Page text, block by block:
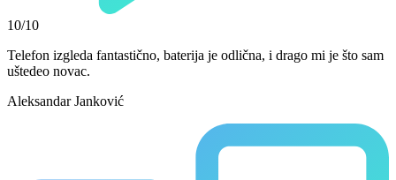
10/10
Telefon izgleda fantastično, baterija je odlična, i drago mi je što sam
uštedeo novac.
Aleksandar Janković